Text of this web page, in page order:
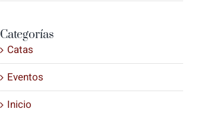
Categorías
Catas
Eventos
Inicio